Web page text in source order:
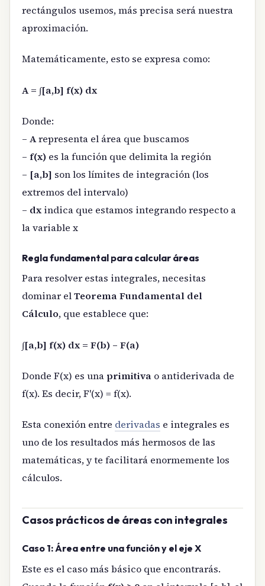
rectángulos usemos, más precisa será nuestra
aproximación.
Matemáticamente, esto se expresa como:
A = ∫[a,b] f(x) dx
Donde:
– Arepresenta el área que buscamos
– f(x) es la función que delimita la región
– [a,b] son los límites de integración (los
extremos del intervalo)
– dx indica que estamos integrando respecto a
la variable x
Regla fundamental para calcular áreas
Para resolver estas integrales, necesitas
dominar elTeorema Fundamental del
Cálculo, que establece que:
∫[a,b] f(x) dx = F(b) – F(a)
Donde F(x) es una primitiva o antiderivada de
f(x). Es decir, F'(x) = f(x).
Esta conexión entre derivadas e integrales es
uno de los resultados más hermosos de las
matemáticas, y te facilitará enormemente los
cálculos.
Casos prácticos de áreas con integrales
Caso 1: Área entre una función y el eje X
Este es el caso más básico que encontrarás.